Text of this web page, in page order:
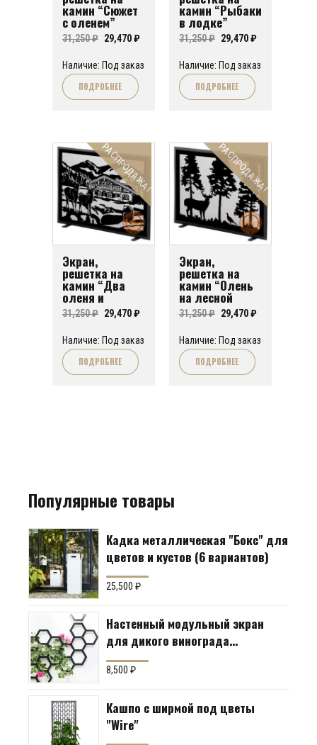
камин “Сюжет
с оленем”
31,250₽ Первоначальная
составляла
31,250 ₽.
29,470₽Текущая
29,470 ₽.
Наличие: Под заказ
ПОДРОБНЕЕ
камин “Рыбаки
в лодке”
31,250₽ Первоначальная
составляла
31,250 ₽.
29,470₽Текущая
29,470 ₽.
Наличие: Под заказ
ПОДРОБНЕЕ
РАСПРОДАЖА!
Экран,
решетка на
камин “Два
оленя и
домик”
31,250₽ Первоначальная
составляла
31,250 ₽.
29,470₽Текущая
29,470 ₽.
Наличие: Под заказ
ПОДРОБНЕЕ
РАСПРОДАЖА!
Экран,
решетка на
камин “Олень
на лесной
опушке”
31,250₽ Первоначальная
составляла
31,250 ₽.
29,470₽Текущая
29,470 ₽.
Наличие: Под заказ
ПОДРОБНЕЕ
Популярные товары
Кадка металлическая "Бокс" для
цветов и кустов (6 вариантов)
25,500₽
Настенный модульный экран
для дикого винограда
"Коллекция Соты"
8,500₽
Кашпо с ширмой под цветы
"Wire"